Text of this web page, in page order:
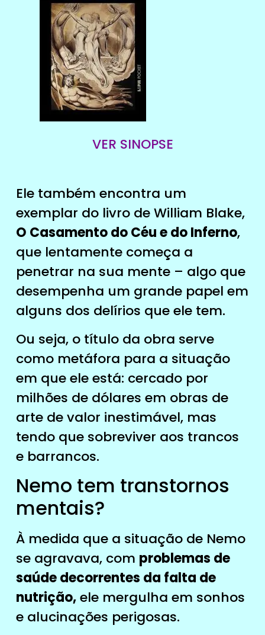
VER SINOPSE
Ele também encontra um
exemplar do livro de William Blake,
O Casamento do Céu e do Inferno,
que lentamente começa a
penetrar na sua mente – algo que
desempenha um grande papel em
alguns dos delírios que ele tem.
Ou seja, o título da obra serve
como metáfora para a situação
em que ele está: cercado por
milhões de dólares em obras de
arte de valor inestimável, mas
tendo que sobreviver aos trancos
e barrancos.
Nemo tem transtornos
mentais?
À medida que a situação de Nemo
se agravava, com problemas de
saúde decorrentes da falta de
nutrição,ele mergulha em sonhos
e alucinações perigosas.